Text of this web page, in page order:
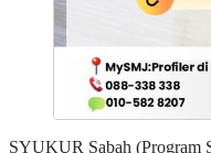
SYUKUR Sabah (Program